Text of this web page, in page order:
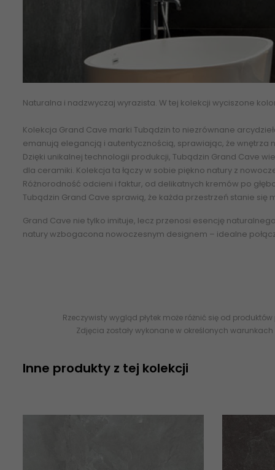
Naturalna i nadzwyczaj wyrazista. W tej kolekcji wyciszone
Kolekcja Grand Cave marki Tubądzin to niezrównane
emanują elegancją i autentycznością, sprawiając, że
Dzięki unikalnej technologii produkcji, Tubądzin Grand Cave
dla ceramiki. Kolekcja ta łączy w sobie piękno natury z
Różnorodność odcieni i faktur, od delikatnych kremów po
Tubądzin Grand Cave sprawią, że każda przestrzeń stanie
Grand Cave nie tylko imituje, lecz przenosi esencję
natury wzbogacona nowoczesnym designem – idealne
Rzeczywisty wygląd płytek może różnić się od
Zdjęcia zostały wykonane w określonych
Inne produkty z tej kolekcji